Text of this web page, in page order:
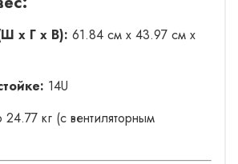
x Г x В): 61.84 см x 43.97 см x
14U
24.77 кг (с вентиляторным